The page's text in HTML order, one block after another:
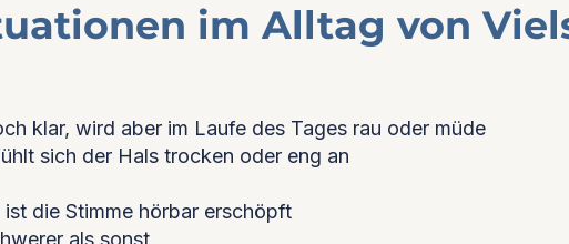
im Alltag von
klar, wird aber im Laufe des Tages rau oder müde
sich der Hals trocken oder eng an
die Stimme hörbar erschöpft
als sonst